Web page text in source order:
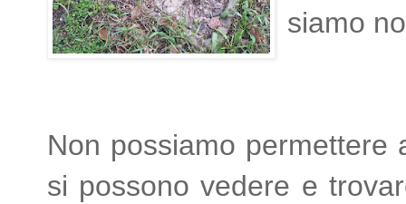
siamo
Non possiamo
si possono vedere e